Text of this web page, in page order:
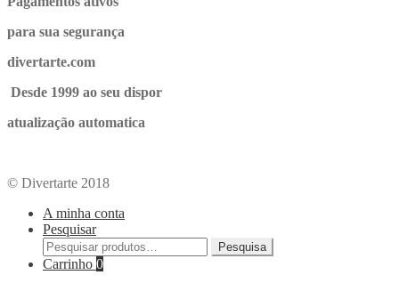
para sua segurança
divertarte.com
Desde 1999 ao seu dispor
atualização automatica
© Divertarte 2018
A minha conta
Pesquisar
Pesquisa
Carrinho 0